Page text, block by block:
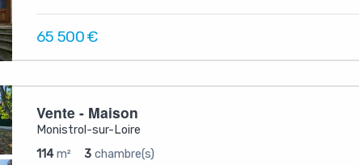
65 500€
Vente - Maison
Monistrol-sur-Loire
114m² 3 chambre(s)